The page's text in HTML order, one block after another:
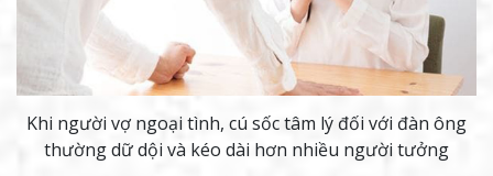
Khi người vợ ngoại tình, cú sốc tâm lý đối với đàn ông
thường dữ dội và kéo dài hơn nhiều người tưởng